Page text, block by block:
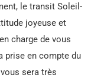
le transit Soleil-
joyeuse et
charge de vous
prise en compte du
sera très